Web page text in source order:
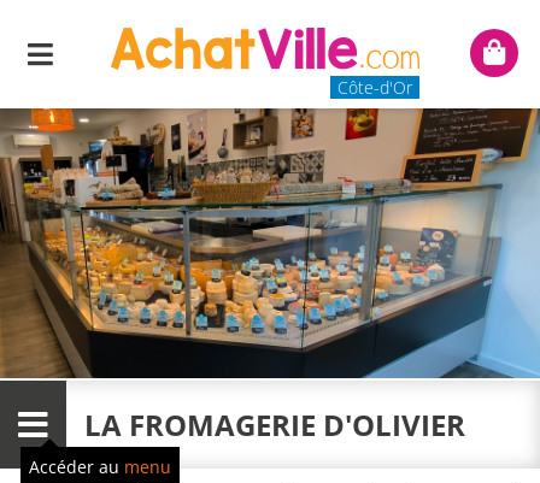
Menu
Côte-d'Or
Mon
Menu LA FROMAGERIE D'OLIVIER
Accéder au menu